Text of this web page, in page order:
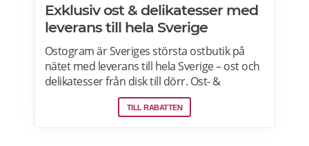
Exklusiv ost & delikatesser med
leverans till hela Sverige
Ostogram är Sveriges största ostbutik på
nätet med leverans till hela Sverige – ost och
delikatesser från disk till dörr. Ost- &
charkprodukter. Färdiga presentlådor.
Ostbrickor. Ostogram skickar alla paket med
TILL RABATTEN